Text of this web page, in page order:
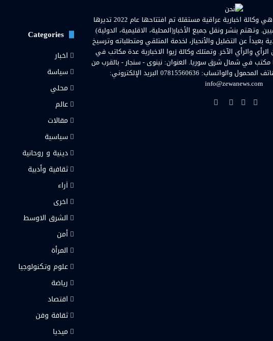
وكالة زيوا نيوز( Zewa News Agency) هي وكالة اخبارية عراقية مستقلة تم افتتاحها عام 2022 تديرها
وتهتم بنشر ونقل جميع الأخبار(المحلية، الاقليمية، الدولية)
بعيداً عن التضليل والأنحياز، لخدمة المتلقي ومتطلباته وترسيخ
والرأي الآخر. وتمتلك وكالة زيوا الاخبارية عدة مكاتب في
مكتب في شمال شرق سوريا. العنوان: نينوى - سنجار - بالقرب من
مستشفى سنجار العامة. رقم هاتف المحمول والواتساب: 07815560636 البريد الإلكتروني:
info@zewanews.com
فيسبوك
تويتر يوتيوب
Categories
اخبار
سياسة
محلي
عالم
مقالات
سياسية
دينية و روحانية
ثقافية وأدبية
اَراء
اخرى
الشرق الاوسط
أمن
المرأة
علوم وتكنولوجيا
رياضة
اقتصاد
ثقافة وفن
ميديا